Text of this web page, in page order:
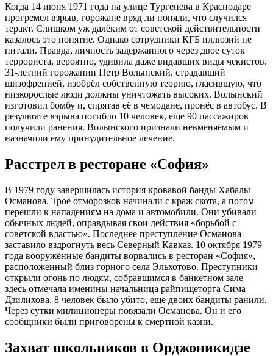
Когда 14 июня 1971 года на улице Тургенева в Краснодаре
прогремел взрыв, горожане вряд ли поняли, что случился
теракт. Слишком уж далёким от советской действительности
казалось это понятие. Однако сотрудники КГБ иллюзий не
питали. Правда, личность задержанного через двое суток
террориста, вероятно, удивила даже видавших виды чекистов.
31-летний горожанин Петр Волынский, страдавший
шизофренией, изобрёл собственную теорию, гласившую, что
низкорослые люди должны уничтожать высоких. Волынский
изготовил бомбу и, спрятав её в чемодане, пронёс в автобус. В
результате взрыва погибло 10 человек, еще 90 пассажиров
получили ранения. Волынского признали невменяемым и
назначили ему принудительное лечение.
Расстрел в ресторане «София»
В 1979 году завершилась история кровавой банды Хабалы
Османова. Трое отморозков начинали с краж скота, а потом
перешли к нападениям на дома и автомобили. Они убивали
обычных людей, оправдывая свои действия «борьбой с
советской властью». Последнее преступление Османова
заставило вздрогнуть весь Северный Кавказ. 10 октября 1979
года вооружённые бандиты ворвались в ресторан «София»,
расположенный близ горного села Эльхотово. Преступники
открыли огонь по людям, собравшимся в банкетном зале –
здесь отмечала именины начальница райпищеторга Сима
Дзилихова. 8 человек было убито, еще двоих бандиты ранили.
Через сутки милиционеры повязали Османова. Он и его
сообщники были приговорены к смертной казни.
Захват школьников в Орджоникидзе